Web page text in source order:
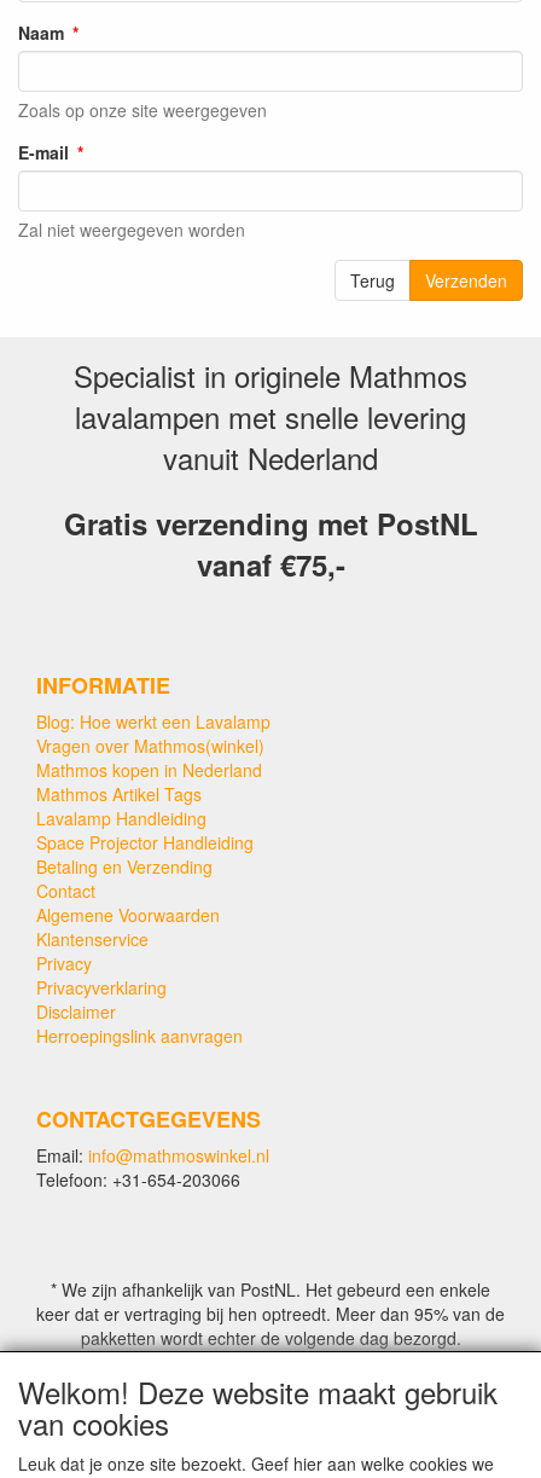
Naam
Zoals op onze site weergegeven
E-mail
Zal niet weergegeven worden
Terug Verzenden
Specialist in originele Mathmos
lavalampen met snelle levering
vanuit Nederland
Gratis verzending met PostNL
vanaf €75,-
INFORMATIE
Blog: Hoe werkt een Lavalamp
Vragen over Mathmos(winkel)
Mathmos kopen in Nederland
Mathmos Artikel Tags
Lavalamp Handleiding
Space Projector Handleiding
Betaling en Verzending
Contact
Algemene Voorwaarden
Klantenservice
Privacy
Privacyverklaring
Disclaimer
Herroepingslink aanvragen
CONTACTGEGEVENS
Email: info@mathmoswinkel.nl
Telefoon: +31-654-203066
* We zijn afhankelijk van PostNL. Het gebeurd een enkele
keer dat er vertraging bij hen optreedt. Meer dan 95% van de
pakketten wordt echter de volgende dag bezorgd.
© COPYRIGHT by Mathmoswinkel.nl
Site Name, Ownership and Design Copyright by
Mathmoswinkel.nl
Welkom! Deze website maakt gebruik
van cookies
Leuk dat je onze site bezoekt. Geef hier aan welke cookies we